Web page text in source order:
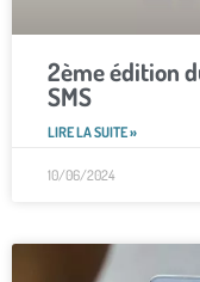
2ème édition
SMS
LIRE LA SUITE »
10/06/2024